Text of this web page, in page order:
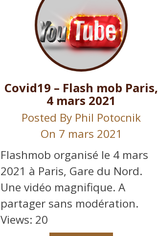
Covid19 – Flash mob Paris,
4 mars 2021
Posted By Phil Potocnik
On 7 mars 2021
Flashmob organisé le 4 mars
2021 à Paris, Gare du Nord.
Une vidéo magnifique. A
partager sans modération.
Views: 20